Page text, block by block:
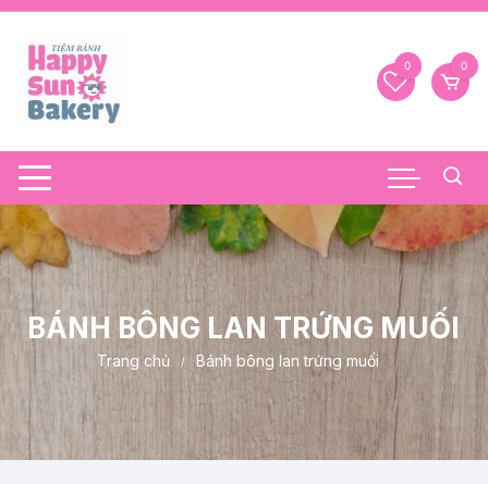
Chuyển
dung
0 0
BÁNH BÔNG LAN TRỨNG MUỐI
Trang chủ Bánh bông lan trứng muối